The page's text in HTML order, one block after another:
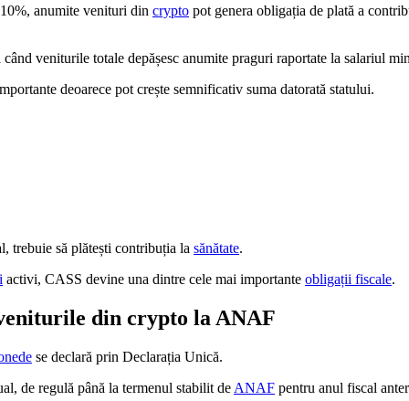
anumite venituri din crypto pot genera obligația de plată a
veniturile totale depășesc anumite praguri raportate la salariul
deoarece pot crește semnificativ suma datorată statului.
trebuie să plătești contribuția la sănătate.
activi, CASS devine una dintre cele mai importante obligații fiscale.
din crypto la ANAF
se declară prin Declarația Unică.
de regulă până la termenul stabilit de ANAF pentru anul fiscal